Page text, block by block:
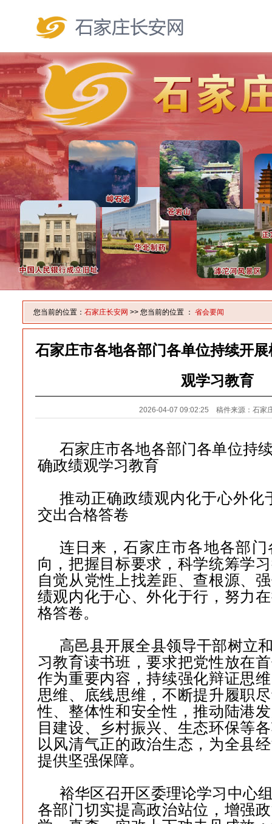
您当前的位置： 石家庄长安网 >> 您当前的位置 ： 省会要闻
石家庄市各地各部门各单位持续开
观学习教育
2026-04-07 09:02:25 稿件来源：石家
石家庄市各地各部门各单位持
确政绩观学习教育
推动正确政绩观内化于心外化
交出合格答卷
连日来，石家庄市各地各部
向，把握目标要求，科学统筹学
自觉从党性上找差距、查根源、
绩观内化于心、外化于行，努力
格答卷。
高邑县开展全县领导干部树立
习教育读书班，要求把党性放在
作为重要内容，持续强化辩证思
思维、底线思维，不断提升履职
性、整体性和安全性，推动陆港
目建设、乡村振兴、生态环保等
以风清气正的政治生态，为全县
提供坚强保障。
裕华区召开区委理论学习中心
各部门切实提高政治站位，增强